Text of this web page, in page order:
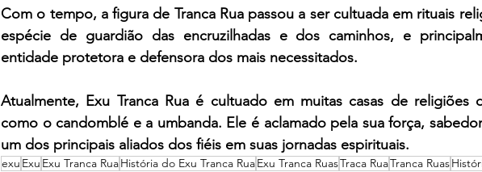
Com o tempo, a figura de Tranca Rua passou a ser cultuada em rituais
espécie de guardião das encruzilhadas e dos caminhos, e
entidade protetora e defensora dos mais necessitados.
Atualmente, Exu Tranca Rua é cultuado em muitas casas de religiões
como o candomblé e a umbanda. Ele é aclamado pela sua força,
um dos principais aliados dos fiéis em suas jornadas espirituais.
exu Exu Exu Tranca RuaHistória do Exu Tranca RuaExu Tranca RuasTraca RuaTranca Ruas